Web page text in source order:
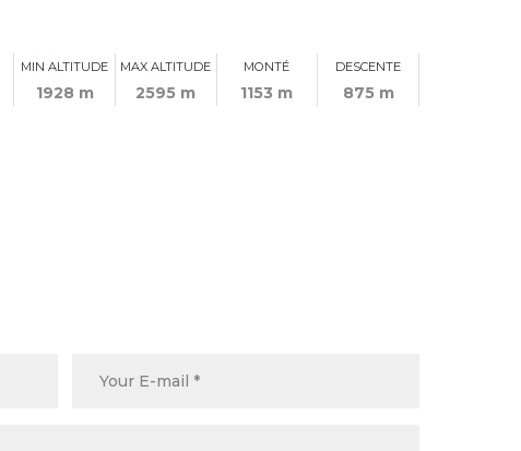
MIN ALTITUDE
1928 m
MAX ALTITUDE
2595 m
MONTÉ
1153 m
DESCENTE
875 m